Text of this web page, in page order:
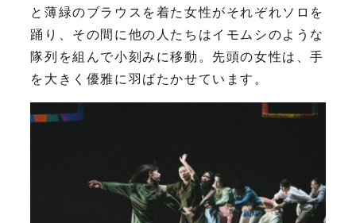
と薄緑のブラウスを着た女性がそれぞれソロを
踊り、その間に他の人たちはイモムシのような
隊列を組んで小刻みに移動。先頭の女性は、手
を大きく優雅に羽ばたかせています。